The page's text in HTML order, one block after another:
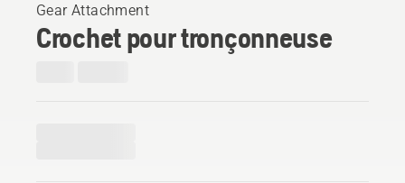
Gear Attachment
Crochet pour tronçonneuse